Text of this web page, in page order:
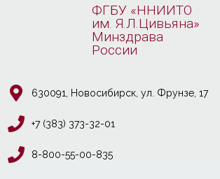
ФГБУ «ННИИТО
им. Я.Л.Цивьяна»
Минздрава
России
630091, Новосибирcк, ул. Фрунзе, 17
+7 (383) 373-32-01
8-800-55-00-835